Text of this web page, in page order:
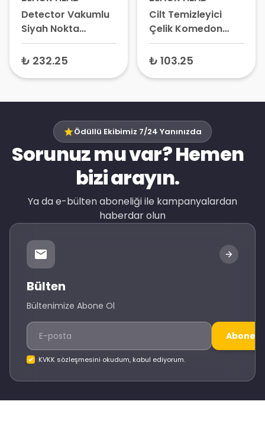
Detector Vakumlu
Siyah Nokta
Temizleyici
₺ 232.25
Cilt Temizleyici
Çelik Komedon
Temizleyici
₺ 103.25
Ödüllü Ekibimiz 7/24 Yanınızda
Sorunuz mu var? Hemen
bizi arayın.
Ya da e-bülten aboneliği ile kampanyalardan
haberdar olun
Bülten
Bültenimize Abone Ol
Abone
KVKK sözleşmesini okudum, kabul ediyorum.